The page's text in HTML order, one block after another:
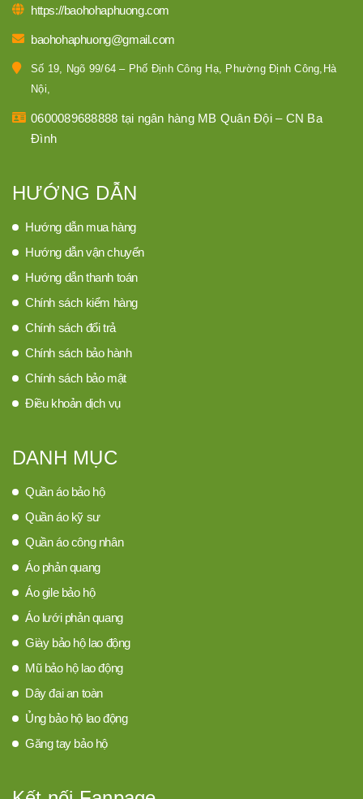
https://baohohaphuong.com
baohohaphuong@gmail.com
Số 19, Ngõ 99/64 – Phố Định Công Hạ, Phường Định Công,Hà
Nội,
0600089688888 tại ngân hàng MB Quân Đội – CN Ba
Đình
HƯỚNG DẪN
Hướng dẫn mua hàng
Hướng dẫn vận chuyển
Hướng dẫn thanh toán
Chính sách kiểm hàng
Chính sách đổi trả
Chính sách bảo hành
Chính sách bảo mật
Điều khoản dịch vụ
DANH MỤC
Quần áo bảo hộ
Quần áo kỹ sư
Quần áo công nhân
Áo phản quang
Áo gile bảo hộ
Áo lưới phản quang
Giày bảo hộ lao động
Mũ bảo hộ lao động
Dây đai an toàn
Ủng bảo hộ lao động
Găng tay bảo hộ